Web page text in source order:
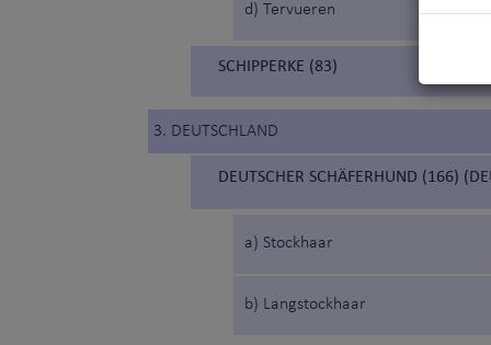
d) Tervueren
SCHIPPERKE (83)
3. DEUTSCHLAND
DEUTSCHER SCHÄFERHUND (166)
a) Stockhaar
b) Langstockhaar